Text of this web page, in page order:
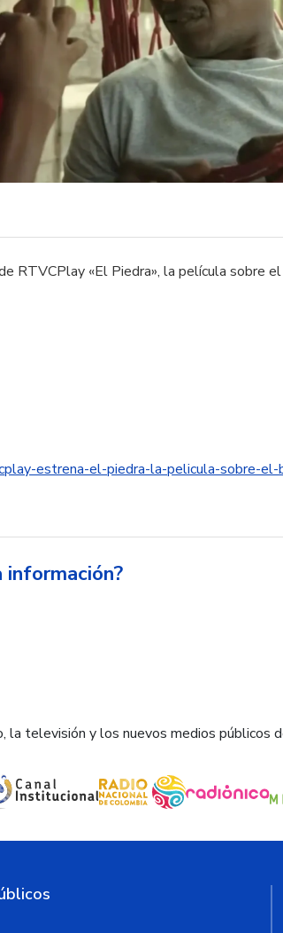
RTVCPlay «El Piedra», la película sobre
estrena-el-piedra-la-pelicula-sobre-el-
información?
la televisión y los nuevos medios públicos